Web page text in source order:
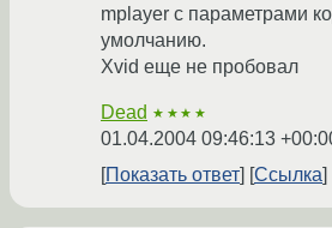
mplayer с параметрами
умолчанию.
Xvid еще не пробовал
Dead ★★★★
01.04.2004 09:46:13
Показать ответ
Ссылка